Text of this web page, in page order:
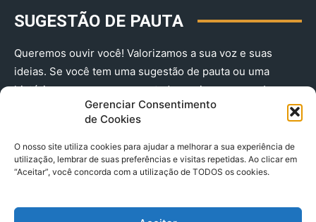
Gerenciar Consentimento
de Cookies
O nosso site utiliza cookies para ajudar a melhorar a sua experiência de
utilização, lembrar de suas preferências e visitas repetidas. Ao clicar em
“Aceitar”, você concorda com a utilização de TODOS os cookies.
SUGESTÃO DE PAUTA
Queremos ouvir você! Valorizamos a sua voz e suas
ideias. Se você tem uma sugestão de pauta ou uma
história que merece ser contada, envie-nos agora!
(91) 98224 - 3111